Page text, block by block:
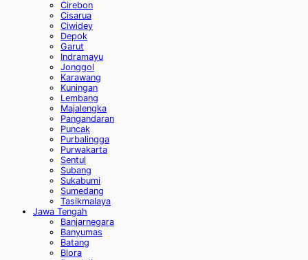
Cirebon
Cisarua
Ciwidey
Depok
Garut
Indramayu
Jonggol
Karawang
Kuningan
Lembang
Majalengka
Pangandaran
Puncak
Purbalingga
Purwakarta
Sentul
Subang
Sukabumi
Sumedang
Tasikmalaya
Jawa Tengah
Banjarnegara
Banyumas
Batang
Blora